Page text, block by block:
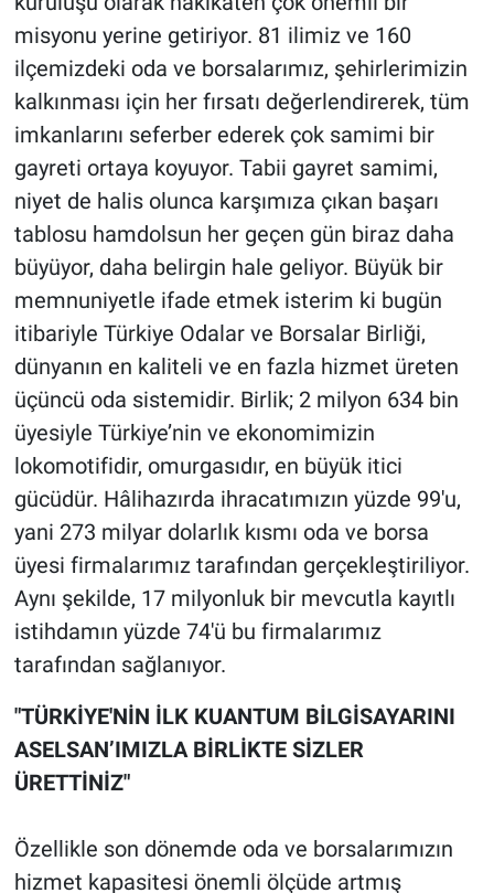
misyonu yerine getiriyor. 81 ilimiz ve 160
ilçemizdeki oda ve borsalarımız, şehirlerimizin
kalkınması için her fırsatı değerlendirerek, tüm
imkanlarını seferber ederek çok samimi bir
gayreti ortaya koyuyor. Tabii gayret samimi,
niyet de halis olunca karşımıza çıkan başarı
tablosu hamdolsun her geçen gün biraz daha
büyüyor, daha belirgin hale geliyor. Büyük bir
memnuniyetle ifade etmek isterim ki bugün
itibariyle Türkiye Odalar ve Borsalar Birliği,
dünyanın en kaliteli ve en fazla hizmet üreten
üçüncü oda sistemidir. Birlik; 2 milyon 634 bin
üyesiyle Türkiye’nin ve ekonomimizin
lokomotifidir, omurgasıdır, en büyük itici
gücüdür. Hâlihazırda ihracatımızın yüzde 99'u,
yani 273 milyar dolarlık kısmı oda ve borsa
üyesi firmalarımız tarafından gerçekleştiriliyor.
Aynı şekilde, 17 milyonluk bir mevcutla kayıtlı
istihdamın yüzde 74'ü bu firmalarımız
tarafından sağlanıyor.
"TÜRKİYE'NİN İLK KUANTUM BİLGİSAYARINI
ASELSAN’IMIZLA BİRLİKTE SİZLER
ÜRETTİNİZ"
Özellikle son dönemde oda ve borsalarımızın
hizmet kapasitesi önemli ölçüde artmış